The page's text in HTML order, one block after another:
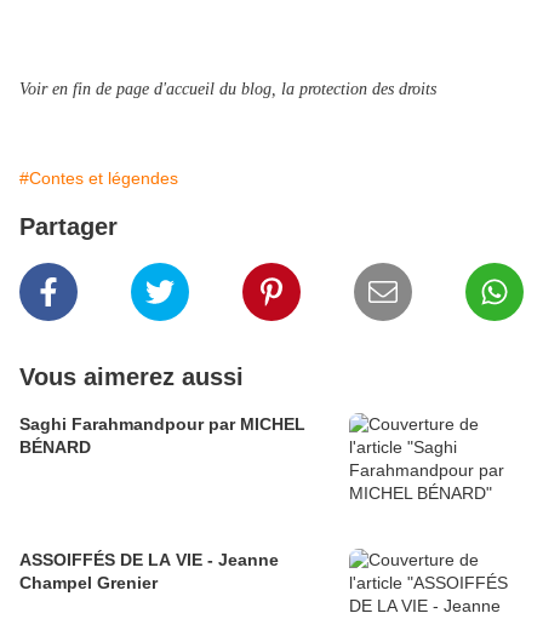
Voir en fin de page d'accueil du blog, la protection des droits
#Contes et légendes
Partager
Vous aimerez aussi
Saghi Farahmandpour par MICHEL
BÉNARD
ASSOIFFÉS DE LA VIE - Jeanne
Champel Grenier